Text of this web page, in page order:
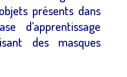
présents dans
d’apprentissage
des masques